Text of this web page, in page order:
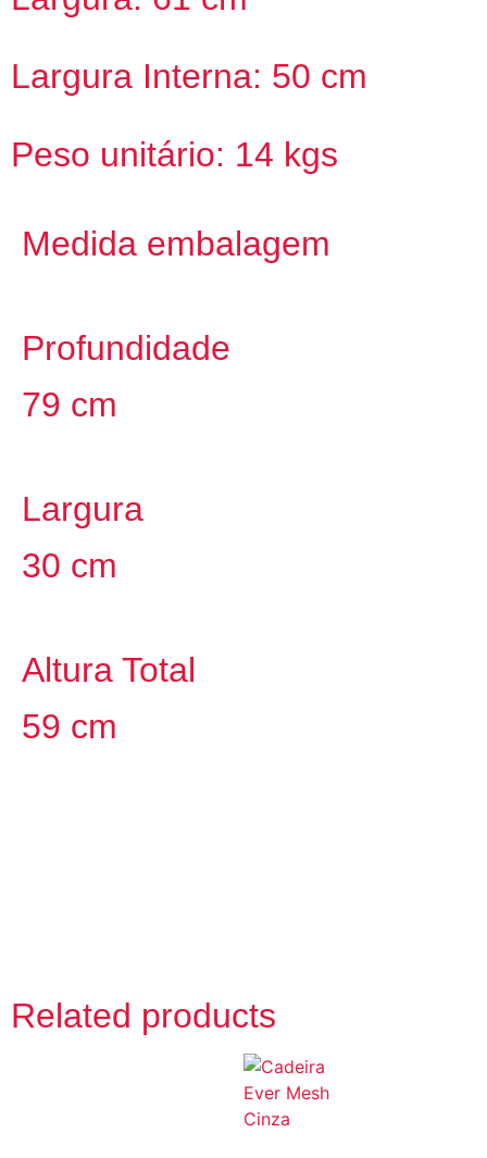
Largura Interna: 50 cm
Peso unitário: 14 kgs
Medida embalagem
Profundidade
79 cm
Largura
30 cm
Altura Total
59 cm
Related products